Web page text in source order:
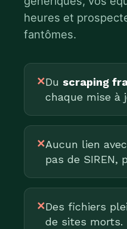
heures et
fantômes.
✕Du scraping
chaque mise à
✕Aucun lien
pas de SIREN,
✕Des fichiers
de sites morts.